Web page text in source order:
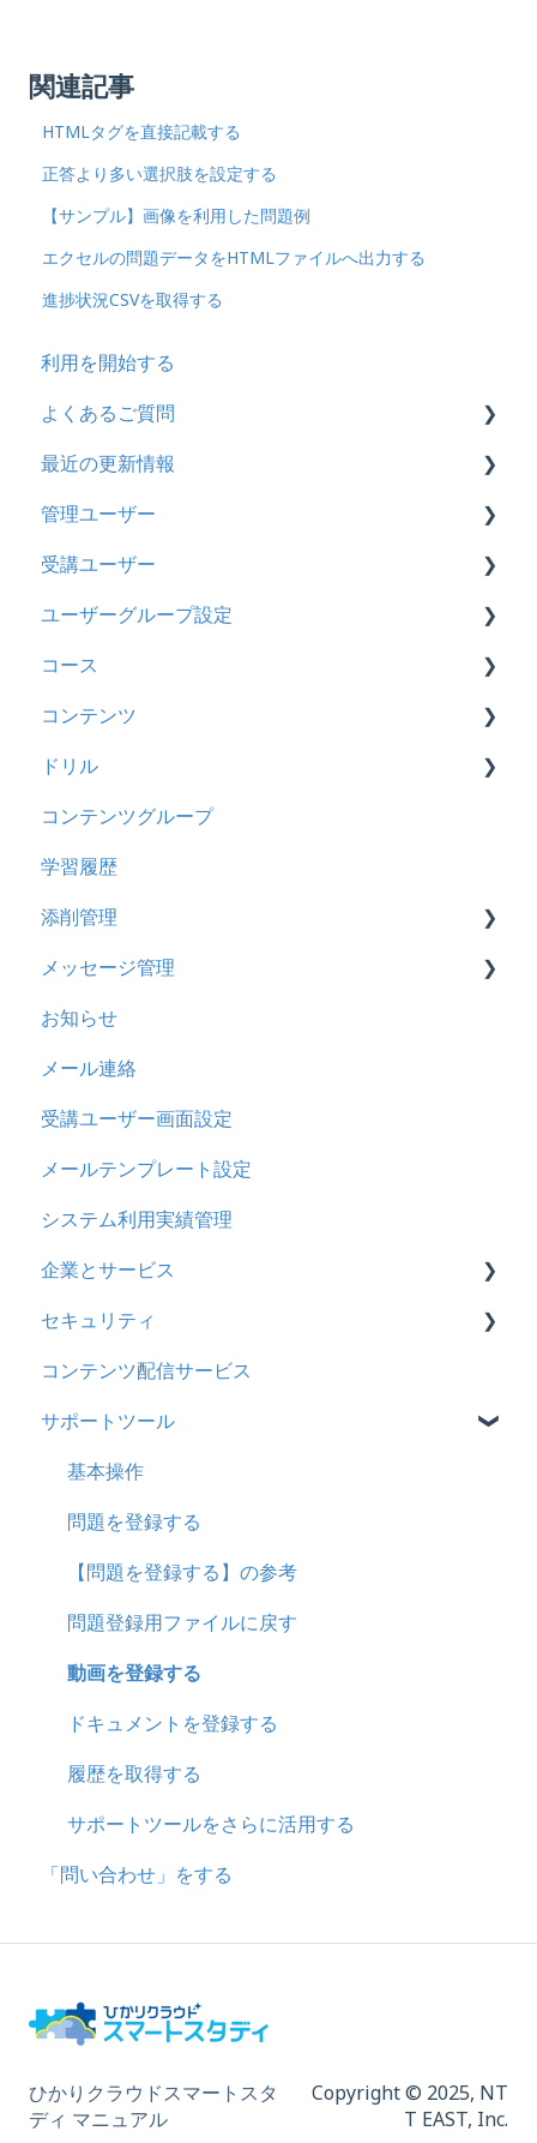
関連記事
HTMLタグを直接記載する
正答より多い選択肢を設定する
【サンプル】画像を利用した問題例
エクセルの問題データをHTMLファイルへ出力する
進捗状況CSVを取得する
利用を開始する
よくあるご質問
契約
トライアル
カスタマイズ
インターネット・セキュリティ
料金
管理ユーザー・受講ユーザー
履歴
コンテンツ
CSV
ドキュメント
ビデオ
ドリル
メール
メッセージ
お知らせ
多言語変換
助成金
最近の更新情報
2026年8月アップデート
2026年2月アップデート
2025年10月アップデート
2025年9月アップデート
2025年3月アップデート
2024年12月アップデート
2024年8月アップデート
2024年5月アップデート
2023年12月アップデート
2023年11月アップデート
2023年8月アップデート
2023年4月アップデート
管理ユーザー
管理ユーザーの統合について
管理ユーザーについて
ロールと権限
受講ユーザー
基本操作
【新レイアウト】受講ユーザー登録について
【旧レイアウト】ユーザー編集について
ユーザーグループ設定
【新レイアウト】ユーザーグループ設定
【旧レイアウト】ユーザーグループ設定
コース
基本操作
新レイアウト
旧レイアウト
コース詳細設定の参考
ストレスチェック
CSVについて
コンテンツ
ビデオ
ドキュメント
多言語表示
リンク
ドリル
概要
問題について
ドリルについて
【問題・ドリル】の参考
ドリルスキンについて
問題属性
コンテンツグループ
学習履歴
添削管理
概要
基本操作
採点権限のみを持ったユーザ
採点・承認権限を持ったユーザ
メッセージ管理
基本操作
リンクメッセージスレッド
お知らせ
メール連絡
受講ユーザー画面設定
メールテンプレート設定
システム利用実績管理
企業とサービス
用語の定義
企業について
統合ユーザーについて
サービスについて
セキュリティ
シングルサインオン設定
証明書認証
MFA(多要素認証)
コンテンツ配信サービス
サポートツール
基本操作
問題を登録する
【問題を登録する】の参考
問題登録用ファイルに戻す
動画を登録する
ドキュメントを登録する
履歴を取得する
サポートツールをさらに活用する
「問い合わせ」をする
ひかりクラウドスマートスタ
ディ マニュアル
Copyright © 2025, NT
T EAST, Inc.